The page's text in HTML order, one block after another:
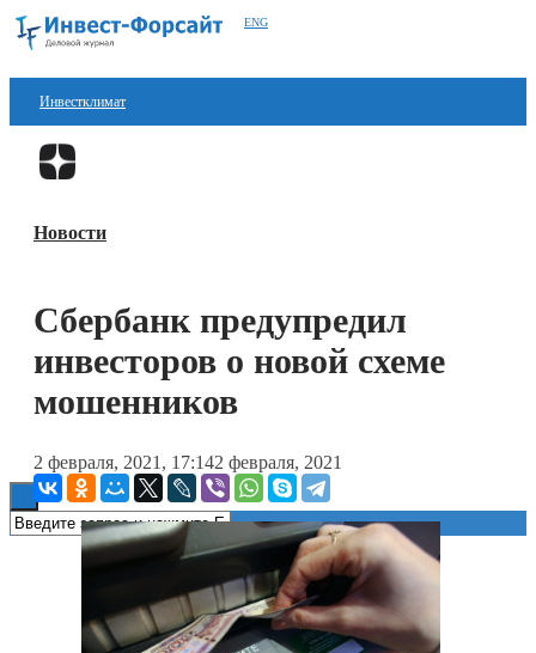
ENG
Инвестклимат
Финансы
Блокчейн
Технологии
Новости
Сбербанк предупредил
инвесторов о новой схеме
мошенников
2 февраля, 2021, 17:142 февраля, 2021